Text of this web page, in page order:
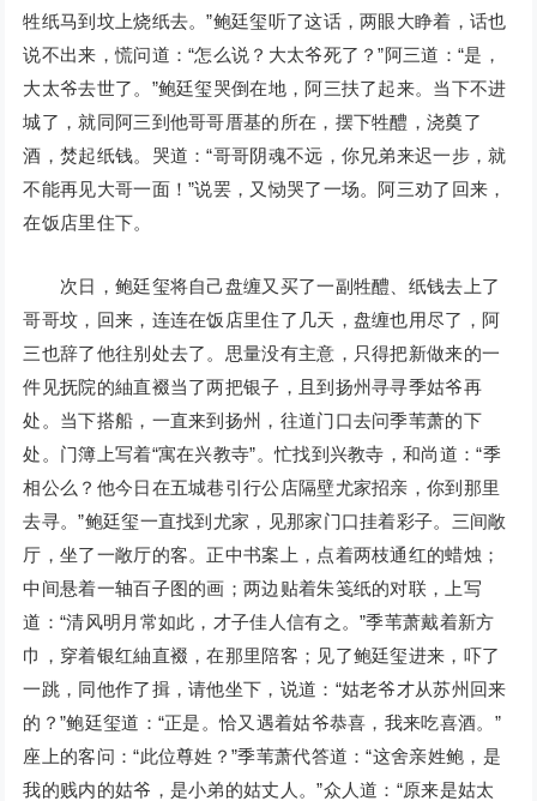
牲纸马到坟上烧纸去。”鲍廷玺听了这话，两眼大睁着，话也
说不出来，慌问道：“怎么说？大太爷死了？”阿三道：“是，
大太爷去世了。”鲍廷玺哭倒在地，阿三扶了起来。当下不进
城了，就同阿三到他哥哥厝基的所在，摆下牲醴，浇奠了
酒，焚起纸钱。哭道：“哥哥阴魂不远，你兄弟来迟一步，就
不能再见大哥一面！”说罢，又恸哭了一场。阿三劝了回来，
在饭店里住下。
次日，鲍廷玺将自己盘缠又买了一副牲醴、纸钱去上了
哥哥坟，回来，连连在饭店里住了几天，盘缠也用尽了，阿
三也辞了他往别处去了。思量没有主意，只得把新做来的一
件见抚院的紬直裰当了两把银子，且到扬州寻寻季姑爷再
处。当下搭船，一直来到扬州，往道门口去问季苇萧的下
处。门簿上写着“寓在兴教寺”。忙找到兴教寺，和尚道：“季
相公么？他今日在五城巷引行公店隔壁尤家招亲，你到那里
去寻。”鲍廷玺一直找到尤家，见那家门口挂着彩子。三间敞
厅，坐了一敞厅的客。正中书案上，点着两枝通红的蜡烛；
中间悬着一轴百子图的画；两边贴着朱笺纸的对联，上写
道：“清风明月常如此，才子佳人信有之。”季苇萧戴着新方
巾，穿着银红紬直裰，在那里陪客；见了鲍廷玺进来，吓了
一跳，同他作了揖，请他坐下，说道：“姑老爷才从苏州回来
的？”鲍廷玺道：“正是。恰又遇着姑爷恭喜，我来吃喜酒。”
座上的客问：“此位尊姓？”季苇萧代答道：“这舍亲姓鲍，是
我的贱内的姑爷，是小弟的姑丈人。”众人道：“原来是姑太